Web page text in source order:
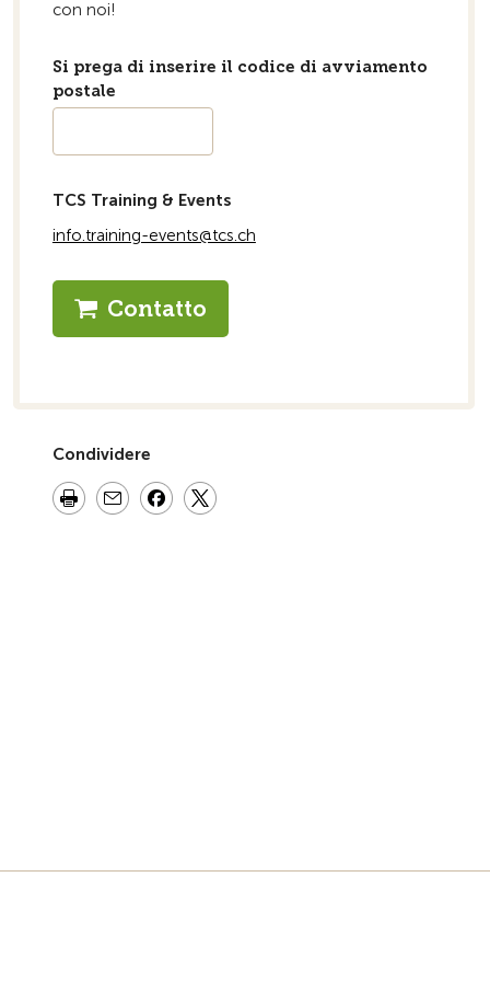
con noi!
Si prega di inserire il codice di avviamento
postale
TCS Training & Events
info.training-events@tcs.ch
Contatto
Condividere